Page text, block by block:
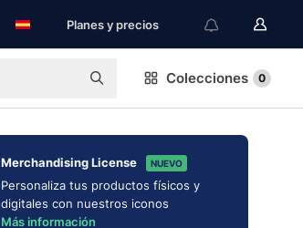
Planes y precios
Colecciones 0
Merchandising License NUEVO
Personaliza tus productos físicos y
digitales con nuestros iconos
Más información